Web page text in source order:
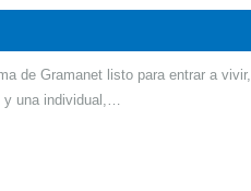
de Gramanet listo para entrar a vivir,
y una individual,…